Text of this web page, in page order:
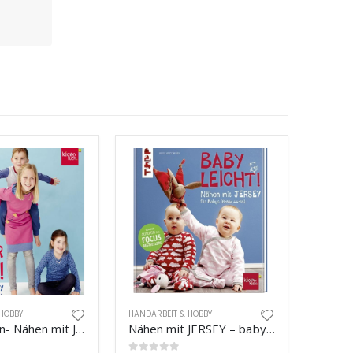
Klimperklein- Nähen mit JERSEY
HANDARBEIT & HOBBY
Nähen mit JERSEY – babyleicht!